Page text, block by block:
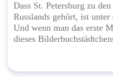
Dass St. Petersburg zu
Russlands gehört, ist
Und wenn man das erste
dieses